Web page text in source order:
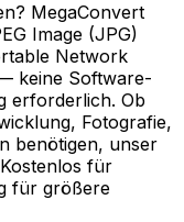
MegaConvert
Image (JPG)
Network
keine Software-
erforderlich. Ob
Fotografie,
benötigen, unser
für
für größere